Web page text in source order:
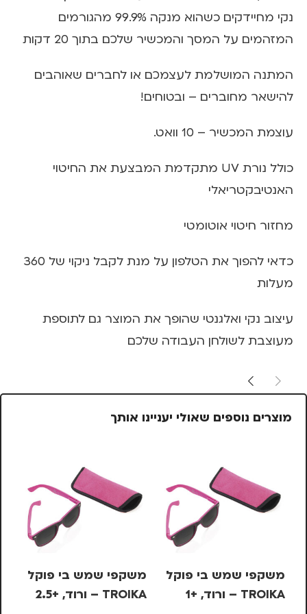
נקי מחיידקים כשהוא מנקה 99.9% מהגורמים
המזהמים על המסך והמכשיר שלכם בתוך 20 דקות
המתנה המושלמת לעצמכם או לחברים שאוהבים
להישאר מחוברים – ובטוחים!
עוצמת המכשיר – 10 וואט.
כולל נורת UV מתקדמת המבצעת את החיטוי
האנטיבקטריאלי
מחזור חיטוי אוטומטי
כדאי להפוך את הטלפון על מנת לקבל ניקוי של 360
מעלות
עיצוב נקי ואלגנטי שהופך את המוצר גם לתוספת
מעוצבת לשולחן העבודה שלכם
מוצרים נוספים שאולי יעניינו אותך
משקפי שמש בי פוקל
TROIKA – ורוד, +1
משקפי שמש בי פוקל
TROIKA – ורוד, +2.5